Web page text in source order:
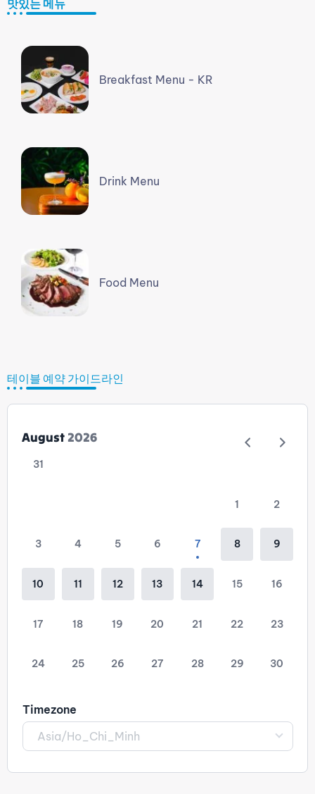
맛있는 메뉴
Breakfast Menu - KR
Drink Menu
Food Menu
테이블 예약 가이드라인
August 2026
1 2
3 4 5 6 7 8 9
10 11 12 13 14 15 16
17 18 19 20 21 22 23
24 25 26 27 28 29 30
31
Timezone
Asia/Ho_Chi_Minh